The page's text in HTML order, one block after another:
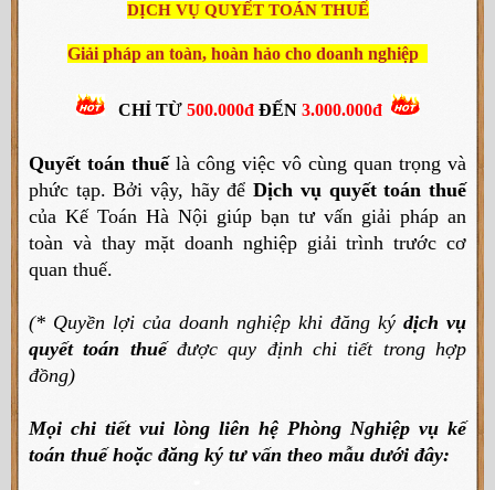
DỊCH VỤ QUYẾT TOÁN THUẾ
Giải pháp an toàn, hoàn hảo cho doanh nghiệp
CHỈ TỪ 500.000đ ĐẾN 3.000.000đ
Quyết toán thuế là công việc vô cùng quan trọng và
phức tạp. Bởi vậy, hãy đểDịch vụ quyết toán thuế
của Kế Toán Hà Nội giúp bạn tư vấn giải pháp an
toàn và thay mặt doanh nghiệp giải trình trước cơ
quan thuế.
(* Quyền lợi của doanh nghiệp khi đăng ký dịch vụ
quyết toán thuếđược quy định chi tiết trong hợp
đồng)
Mọi chi tiết vui lòng liên hệ Phòng Nghiệp vụ kế
toán thuế hoặc đăng ký tư vấn theo mẫu dưới đây: